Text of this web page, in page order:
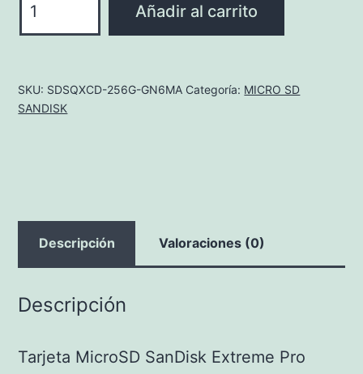
256G-
Añadir al carrito
SKU: SDSQXCD-256G-GN6MA Categoría: MICRO SD
SANDISK
Descripción Valoraciones (0)
Descripción
Tarjeta MicroSD SanDisk Extreme Pro